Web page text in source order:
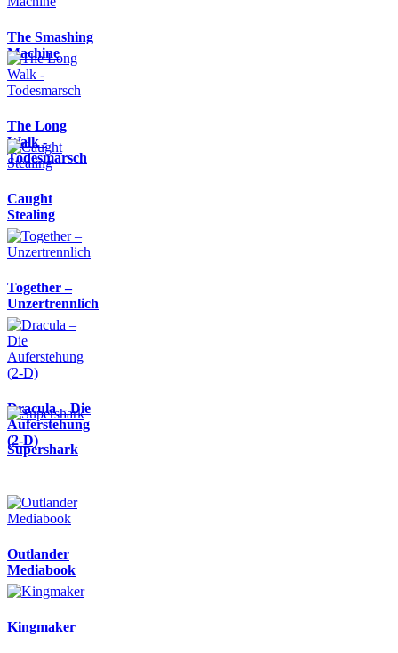
The Smashing
Machine
The Long
Walk -
Todesmarsch
Caught
Stealing
Together –
Unzertrennlich
Dracula – Die
Auferstehung
(2-D)
Supershark
Outlander
Mediabook
Kingmaker